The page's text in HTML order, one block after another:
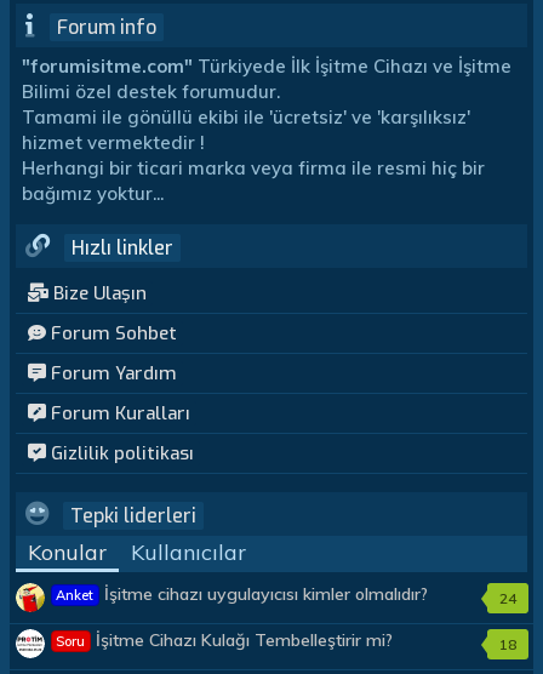
Forum info
"forumisitme.com" Türkiyede İlk İşitme Cihazı ve İşitme
Bilimi özel destek forumudur.
Tamami ile gönüllü ekibi ile 'ücretsiz' ve 'karşılıksız'
hizmet vermektedir !
Herhangi bir ticari marka veya firma ile resmi hiç bir
bağımız yoktur...
Hızlı linkler
Bize Ulaşın
Forum Sohbet
Forum Yardım
Forum Kuralları
Gizlilik politikası
Tepki liderleri
Konular Kullanıcılar
Anket İşitme cihazı uygulayıcısı kimler olmalıdır? 24
Soru İşitme Cihazı Kulağı Tembelleştirir mi? 18